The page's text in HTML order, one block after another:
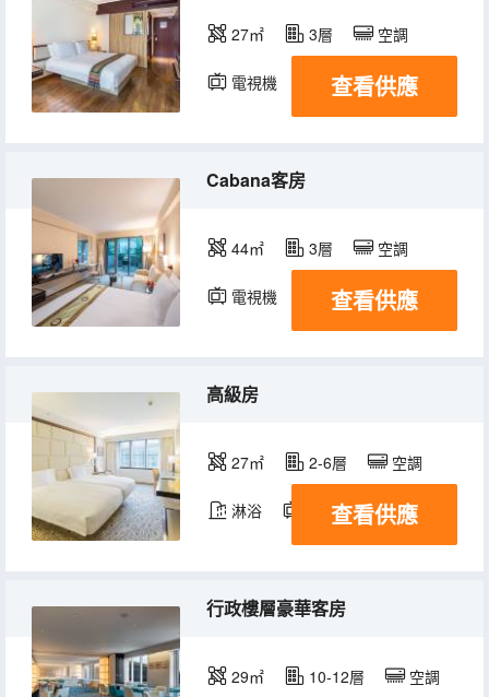
27㎡ 3層 空調
電視機 查看供應
Cabana客房
44㎡ 3層 空調
電視機 查看供應
高級房
27㎡ 2-6層 空調
淋浴 電視機
查看供應
行政樓層豪華客房
29㎡ 10-12層 空調